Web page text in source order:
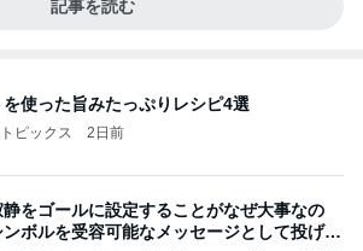
記事を読む
を使った旨みたっぷりレシピ4選
ピックス 2日前
をゴールに設定することがなぜ大事なの
ボルを受容可能なメッセージとして投げる